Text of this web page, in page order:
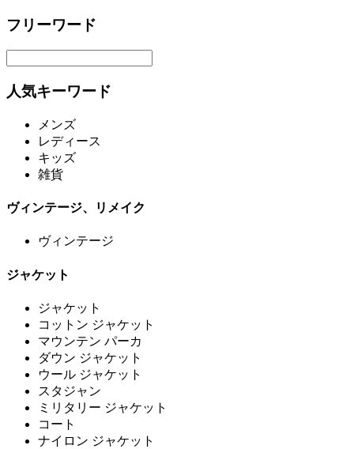
フリーワード
人気キーワード
メンズ
レディース
キッズ
雑貨
ヴィンテージ、リメイク
ヴィンテージ
ジャケット
ジャケット
コットン ジャケット
マウンテン パーカ
ダウン ジャケット
ウール ジャケット
スタジャン
ミリタリー ジャケット
コート
ナイロン ジャケット